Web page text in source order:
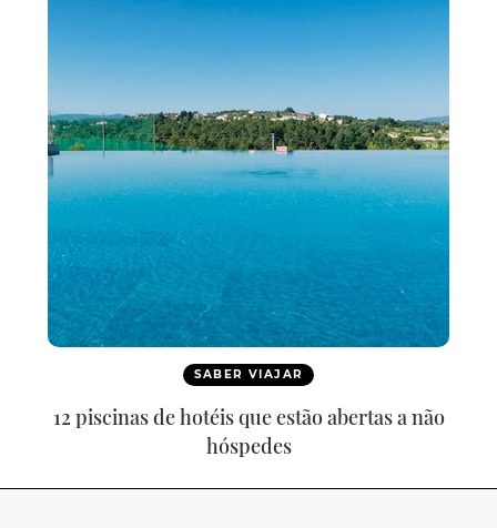
SABER VIAJAR
12 piscinas de hotéis que estão abertas a não
hóspedes